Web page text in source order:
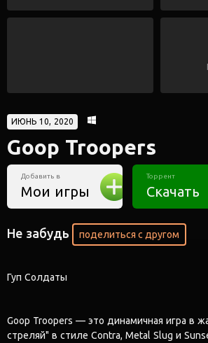
ИЮНЬ 10, 2020
Goop Troopers
Добавить в
Мои игры
Торрент
Скачать
Не забудь поделиться с другом
Гуп Солдаты
Goop Troopers — это динамичная игра в
стреляй" в стиле Contra, Metal Slug и